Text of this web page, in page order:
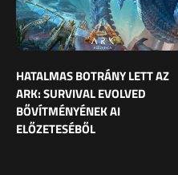
HATALMAS BOTRÁNY LETT AZ
ARK: SURVIVAL EVOLVED
BŐVÍTMÉNYÉNEK AI
ELŐZETESÉBŐL